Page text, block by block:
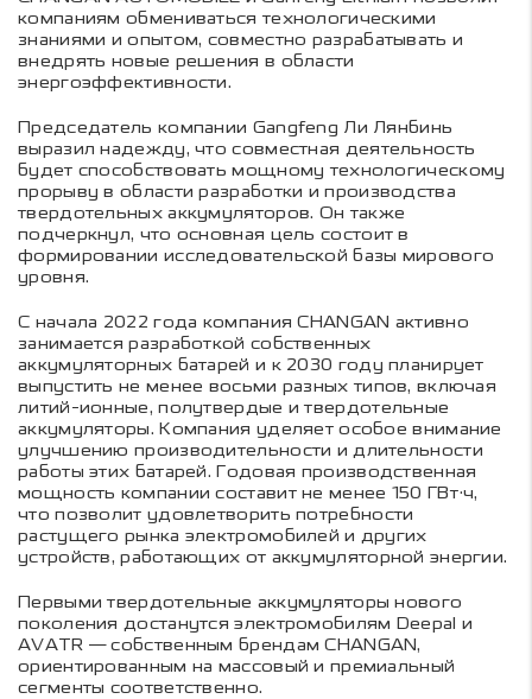
компаниям обмениваться технологическими
знаниями и опытом, совместно разрабатывать и
внедрять новые решения в области
энергоэффективности.
Председатель компании Gangfeng Ли Лянбинь
выразил надежду, что совместная деятельность
будет способствовать мощному технологическому
прорыву в области разработки и производства
твердотельных аккумуляторов. Он также
подчеркнул, что основная цель состоит в
формировании исследовательской базы мирового
уровня.
С начала 2022 года компания CHANGAN активно
занимается разработкой собственных
аккумуляторных батарей и к 2030 году планирует
выпустить не менее восьми разных типов, включая
литий-ионные, полутвердые и твердотельные
аккумуляторы. Компания уделяет особое внимание
улучшению производительности и длительности
работы этих батарей. Годовая производственная
мощность компании составит не менее 150 ГВт·ч,
что позволит удовлетворить потребности
растущего рынка электромобилей и других
устройств, работающих от аккумуляторной энергии.
Первыми твердотельные аккумуляторы нового
поколения достанутся электромобилям Deepal и
AVATR — собственным брендам CHANGAN,
ориентированным на массовый и премиальный
сегменты соответственно.